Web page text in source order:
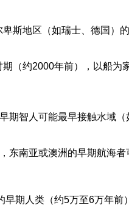
斯地区（如瑞士、德国）
（约2000年前），以船为
期智人可能最早接触水域（
东南亚或澳洲的早期航海者
早期人类（约5万至6万年